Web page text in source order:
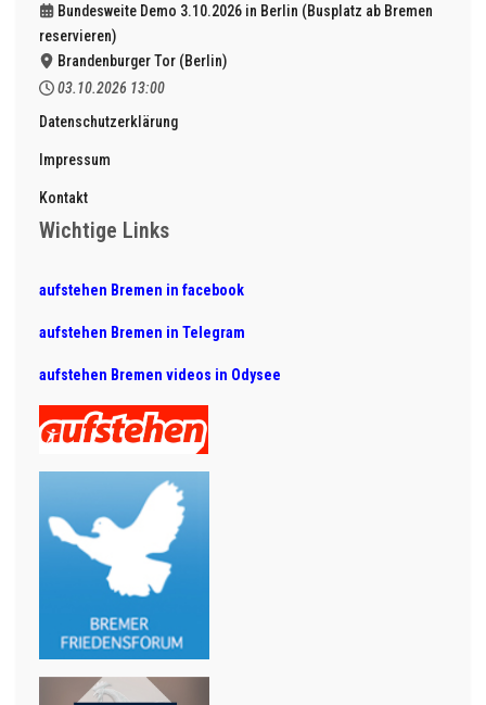
Bundesweite Demo 3.10.2026 in Berlin (Busplatz ab Bremen
reservieren)
Brandenburger Tor (Berlin)
03.10.2026 13:00
Datenschutzerklärung
Impressum
Kontakt
Wichtige Links
aufstehen Bremen in facebook
aufstehen Bremen in Telegram
aufstehen Bremen videos in Odysee